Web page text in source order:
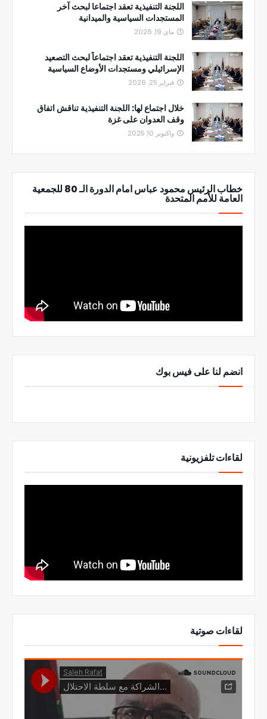
اللجنة التنفيذية تعقد اجتماعا لبحث آخر
المستجدات السياسية والميدانية
ماي 19, 2026
اللجنة التنفيذية تعقد اجتماعاً لبحث التصعيد
الإسرائيلي ومستجدات الأوضاع السياسية
فبراير 25, 2026
خلال اجتماع لها: اللجنة التنفيذية تناقش اتفاق
وقف العدوان على غزة
واكتوبر 10, 2025
خطاب الرئيس محمود عباس امام الدورة الـ 80 للجمعية
العامة للأمم المتحدة
انضم لنا على فيس بوك
لقاءات تلفزيونية
لقاءات صوتية